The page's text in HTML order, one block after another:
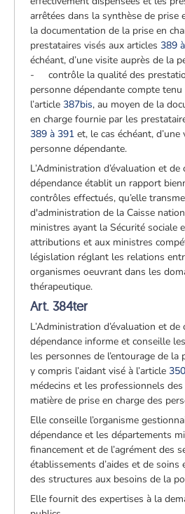
arrêtées dans la synthèse de prise
la documentation de la prise en
prestataires visés aux articles389
échéant, d’une visite auprès de la
- contrôle la qualité des
personne dépendante compte
l’article387bis, au moyen de la
en charge fournie par les
389 à 391 et, le cas échéant,
personne dépendante.
L’Administration d’évaluation et de
dépendance établit un rapport
contrôles effectués, qu’elle
d'administration de la Caisse
ministres ayant la Sécurité sociale
attributions et aux ministres
législation réglant les relations
organismes oeuvrant dans les
thérapeutique.
Art. 384ter
L’Administration d’évaluation et de
dépendance informe et conseille
les personnes de l’entourage de la
y compris l’aidant visé à l’article350
médecins et les professionnels
matière de prise en charge des
Elle conseille l’organisme
dépendance et les départements
financement et de l’agrément des
établissements d’aides et de soins
des structures aux besoins de la
Elle fournit des expertises à la